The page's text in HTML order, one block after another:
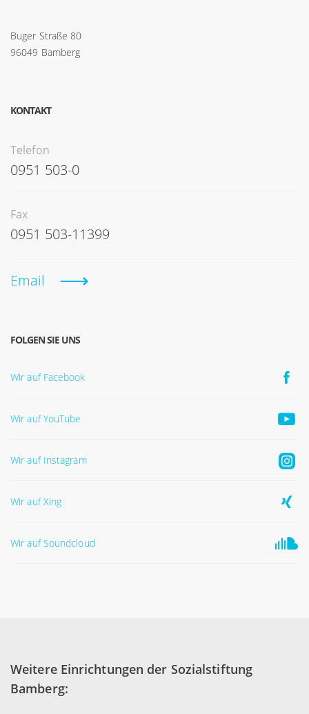
Buger Straße 80
96049 Bamberg
KONTAKT
Telefon
0951 503-0
Fax
0951 503-11399
Email
FOLGEN SIE UNS
Wir auf Facebook
Wir auf YouTube
Wir auf Instagram
Wir auf Xing
Wir auf Soundcloud
Weitere Einrichtungen der Sozialstiftung
Bamberg: